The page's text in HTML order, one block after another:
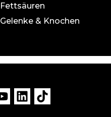
Fettsäuren
Gelenke & Knochen